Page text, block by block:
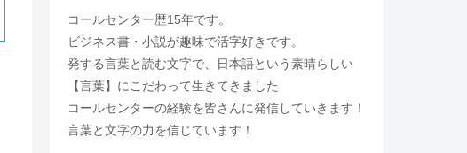
コールセンター歴15年です。
ビジネス書・小説が趣味で活字好きです。
発する言葉と読む文字で、日本語という素晴らしい
【言葉】にこだわって生きてきました
コールセンターの経験を皆さんに発信していきます！
言葉と文字の力を信じています！